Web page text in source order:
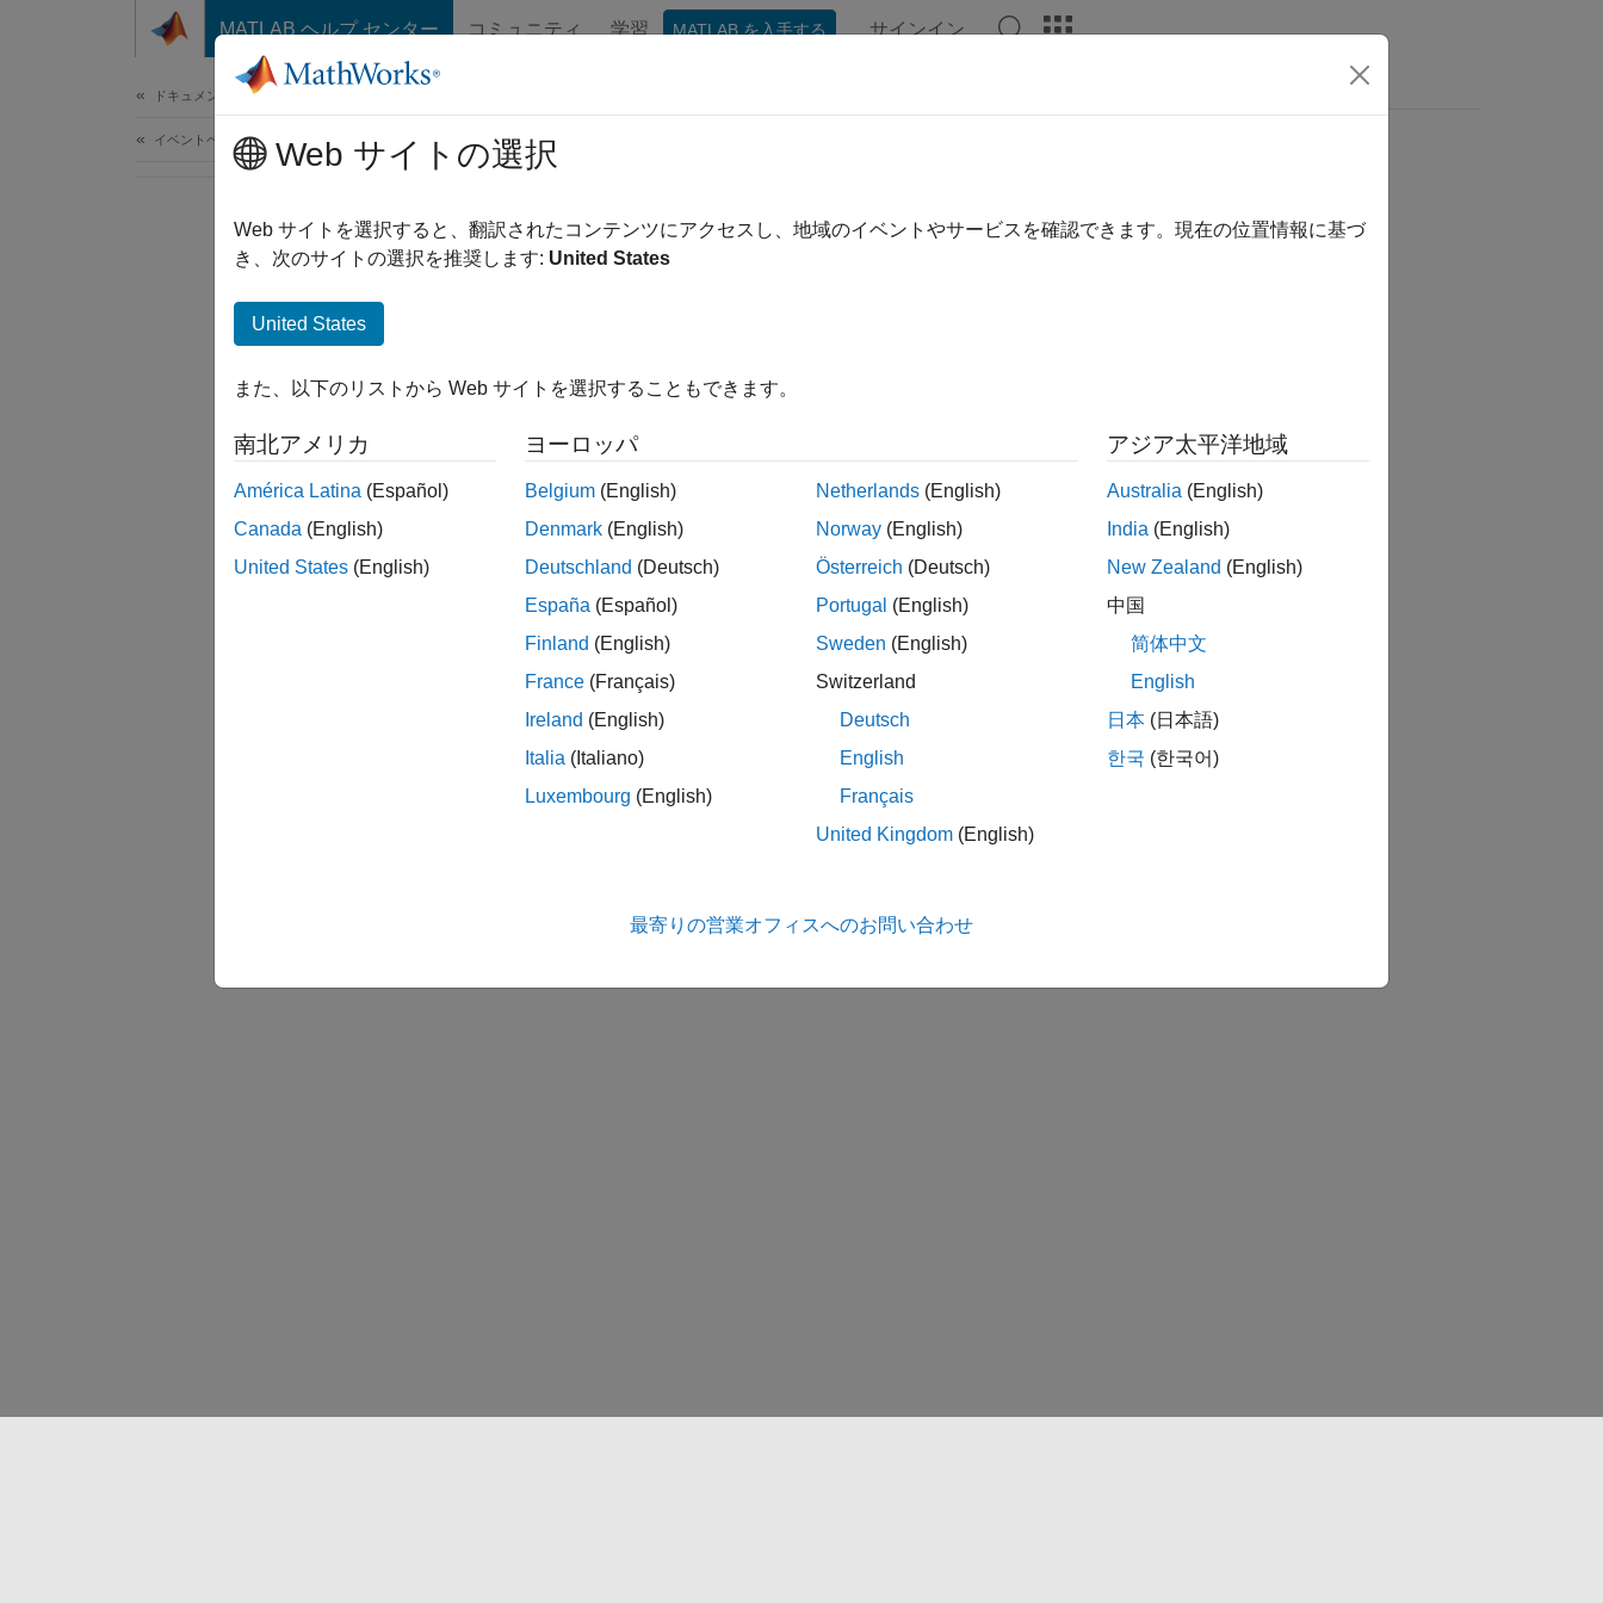
コンテンツへスキップ
MATLAB ヘルプ センター コミュニティ 学習 MATLAB を入手する サインイン
ドキュメンテーションのホーム
イベントベース モデリング
この情報は役に立ちましたか？
Web サイトの選択
Web サイトを選択すると、翻訳されたコンテンツにアクセスし、地域のイベントやサービスを確認できます。現在の位置情報に基づ
き、次のサイトの選択を推奨します: United States
United States
また、以下のリストから Web サイトを選択することもできます。
南北アメリカ
América Latina (Español)
Canada (English)
United States (English)
ヨーロッパ
Belgium (English)
Denmark (English)
Deutschland (Deutsch)
España (Español)
Finland (English)
France (Français)
Ireland (English)
Italia (Italiano)
Luxembourg (English)
Netherlands (English)
Norway (English)
Österreich (Deutsch)
Portugal (English)
Sweden (English)
Switzerland
Deutsch
English
Français
United Kingdom (English)
アジア太平洋地域
Australia (English)
India (English)
New Zealand (English)
中国
简体中文
English
日本 (日本語)
한국 (한국어)
最寄りの営業オフィスへのお問い合わせ